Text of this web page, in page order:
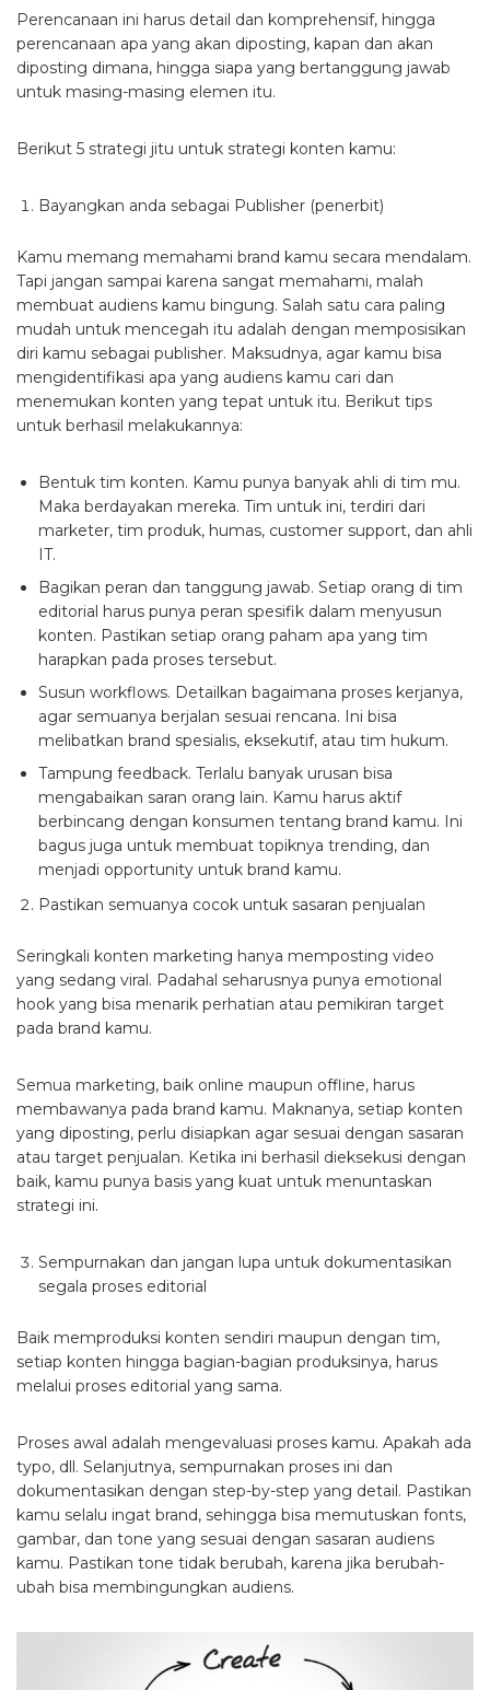
Perencanaan ini harus detail dan komprehensif, hingga
perencanaan apa yang akan diposting, kapan dan akan
diposting dimana, hingga siapa yang bertanggung jawab
untuk masing-masing elemen itu.
Berikut 5 strategi jitu untuk strategi konten kamu:
Bayangkan anda sebagai Publisher (penerbit)
Kamu memang memahami brand kamu secara mendalam.
Tapi jangan sampai karena sangat memahami, malah
membuat audiens kamu bingung. Salah satu cara paling
mudah untuk mencegah itu adalah dengan memposisikan
diri kamu sebagai publisher. Maksudnya, agar kamu bisa
mengidentifikasi apa yang audiens kamu cari dan
menemukan konten yang tepat untuk itu. Berikut tips
untuk berhasil melakukannya:
Bentuk tim konten. Kamu punya banyak ahli di tim mu.
Maka berdayakan mereka. Tim untuk ini, terdiri dari
marketer, tim produk, humas, customer support, dan ahli
IT.
Bagikan peran dan tanggung jawab. Setiap orang di tim
editorial harus punya peran spesifik dalam menyusun
konten. Pastikan setiap orang paham apa yang tim
harapkan pada proses tersebut.
Susun workflows. Detailkan bagaimana proses kerjanya,
agar semuanya berjalan sesuai rencana. Ini bisa
melibatkan brand spesialis, eksekutif, atau tim hukum.
Tampung feedback. Terlalu banyak urusan bisa
mengabaikan saran orang lain. Kamu harus aktif
berbincang dengan konsumen tentang brand kamu. Ini
bagus juga untuk membuat topiknya trending, dan
menjadi opportunity untuk brand kamu.
Pastikan semuanya cocok untuk sasaran penjualan
Seringkali konten marketing hanya memposting video
yang sedang viral. Padahal seharusnya punya emotional
hook yang bisa menarik perhatian atau pemikiran target
pada brand kamu.
Semua marketing, baik online maupun offline, harus
membawanya pada brand kamu. Maknanya, setiap konten
yang diposting, perlu disiapkan agar sesuai dengan sasaran
atau target penjualan. Ketika ini berhasil dieksekusi dengan
baik, kamu punya basis yang kuat untuk menuntaskan
strategi ini.
Sempurnakan dan jangan lupa untuk dokumentasikan
segala proses editorial
Baik memproduksi konten sendiri maupun dengan tim,
setiap konten hingga bagian-bagian produksinya, harus
melalui proses editorial yang sama.
Proses awal adalah mengevaluasi proses kamu. Apakah ada
typo, dll. Selanjutnya, sempurnakan proses ini dan
dokumentasikan dengan step-by-step yang detail. Pastikan
kamu selalu ingat brand, sehingga bisa memutuskan fonts,
gambar, dan tone yang sesuai dengan sasaran audiens
kamu. Pastikan tone tidak berubah, karena jika berubah-
ubah bisa membingungkan audiens.